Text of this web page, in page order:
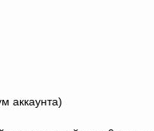
аккаунта)